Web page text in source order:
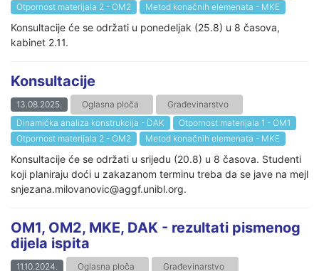
Otpornost materijala 2 - OM2
Metod konačnih elemenata - MKE
Konsultacije će se održati u ponedeljak (25.8) u 8 časova,
kabinet 2.11.
Konsultacije
13.08.2025. Oglasna ploča
Građevinarstvo
Dinamička analiza konstrukcija - DAK
Otpornost materijala 1 - OM1
Otpornost materijala 2 - OM2
Metod konačnih elemenata - MKE
Konsultacije će se održati u srijedu (20.8) u 8 časova. Studenti
koji planiraju doći u zakazanom terminu treba da se jave na mejl
snjezana.milovanovic@aggf.unibl.org.
OM1, OM2, MKE, DAK - rezultati pismenog
dijela ispita
11.10.2024. Oglasna ploča Građevinarstvo